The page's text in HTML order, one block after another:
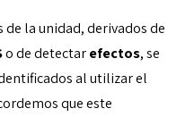
la unidad, derivados de
o de detectarefectos, se
al utilizar el
que este